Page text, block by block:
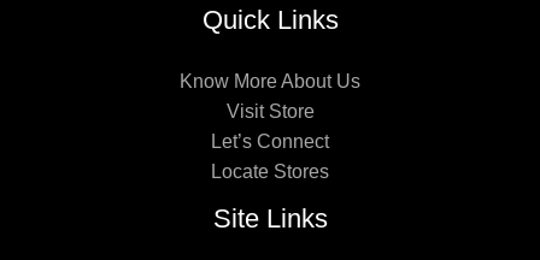
Quick Links
Know More About Us
Visit Store
Let’s Connect
Locate Stores
Site Links